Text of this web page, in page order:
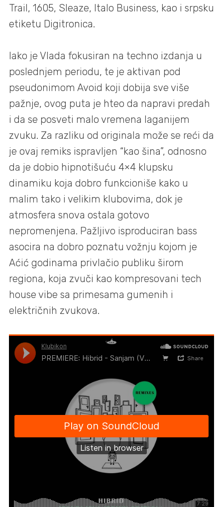
Trail, 1605, Sleaze, Italo Business, kao i srpsku
etiketu Digitronica.
Iako je Vlada fokusiran na techno izdanja u
poslednjem periodu, te je aktivan pod
pseudonimom Avoid koji dobija sve više
pažnje, ovog puta je hteo da napravi predah
i da se posveti malo vremena laganijem
zvuku. Za razliku od originala može se reći da
je ovaj remiks ispravljen “kao šina”, odnosno
da je dobio hipnotišuću 4×4 klupsku
dinamiku koja dobro funkcioniše kako u
malim tako i velikim klubovima, dok je
atmosfera snova ostala gotovo
nepromenjena. Pažljivo isproduciran bass
asocira na dobro poznatu vožnju kojom je
Aćić godinama privlačio publiku širom
regiona, koja zvuči kao kompresovani tech
house vibe sa primesama gumenih i
električnih zvukova.